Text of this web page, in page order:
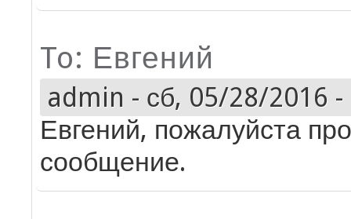
To: Евгений
admin - сб, 05/28/2016 -
Евгений, пожалуйста
сообщение.